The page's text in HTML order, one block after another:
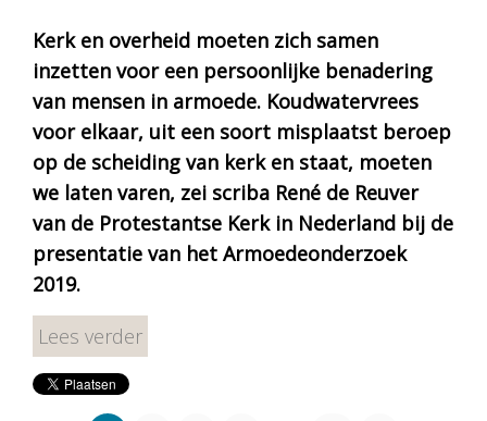
Kerk en overheid moeten zich samen
inzetten voor een persoonlijke benadering
van mensen in armoede. Koudwatervrees
voor elkaar, uit een soort misplaatst beroep
op de scheiding van kerk en staat, moeten
we laten varen, zei scriba René de Reuver
van de Protestantse Kerk in Nederland bij de
presentatie van het Armoedeonderzoek
2019.
Lees verder